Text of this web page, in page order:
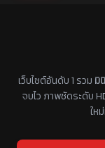
แหล่งรวมซีรี่ย์จีน
เว็บไซต์อันดับ 1 รวม มิ
จบไว ภาพชัดระดับ
ให